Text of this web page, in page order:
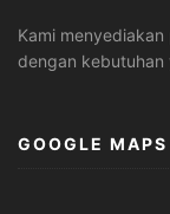
Kami
dengan
GOOGLE MAPS